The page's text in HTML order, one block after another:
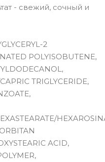
- свежий, сочный и
2
POLYISOBUTENE,
TRIGLYCERIDE,
ACID,